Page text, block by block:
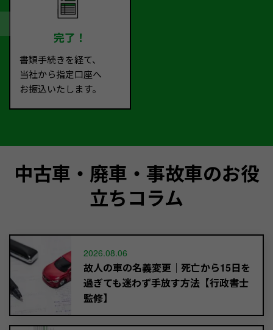
完了！
書類手続きを経て、
当社から指定口座へ
お振込いたします。
中古車・廃車・事故車のお役
立ちコラム
2026.08.06
故人の車の名義変更｜死亡から15日を
過ぎても迷わず手放す方法【行政書士
監修】